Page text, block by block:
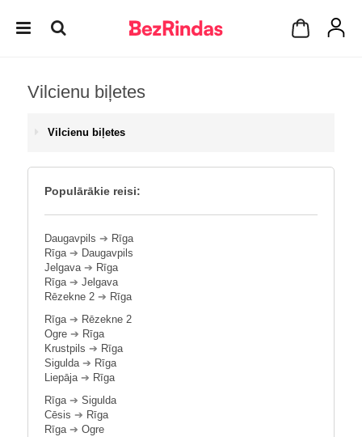
Vilcienu biļetes
Vilcienu biļetes
Populārākie reisi:
Daugavpils ➔ Rīga
Rīga➔ Daugavpils
Jelgava➔ Rīga
Rīga➔ Jelgava
Rēzekne 2 ➔ Rīga
Rīga➔ Rēzekne 2
Ogre ➔ Rīga
Krustpils ➔ Rīga
Sigulda➔ Rīga
Liepāja➔ Rīga
Rīga➔ Sigulda
Cēsis ➔ Rīga
Rīga➔ Ogre